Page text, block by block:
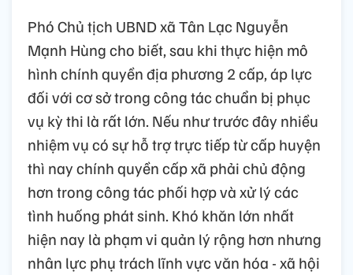
Phó Chủ tịch UBND xã Tân Lạc Nguyễn
Mạnh Hùng cho biết, sau khi thực hiện mô
hình chính quyền địa phương 2 cấp, áp lực
đối với cơ sở trong công tác chuẩn bị phục
vụ kỳ thi là rất lớn. Nếu như trước đây nhiều
nhiệm vụ có sự hỗ trợ trực tiếp từ cấp huyện
thì nay chính quyền cấp xã phải chủ động
hơn trong công tác phối hợp và xử lý các
tình huống phát sinh. Khó khăn lớn nhất
hiện nay là phạm vi quản lý rộng hơn nhưng
nhân lực phụ trách lĩnh vực văn hóa - xã hội